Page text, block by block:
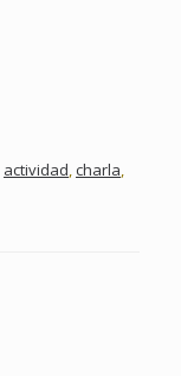
actividad,charla,